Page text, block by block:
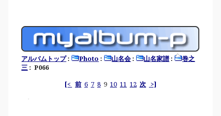
アルバムトップ: Photo : 山名会 : 山名家譜 :
巻之
三 : P066
[< 前 6 7 8 9 10 11 12 次 >]